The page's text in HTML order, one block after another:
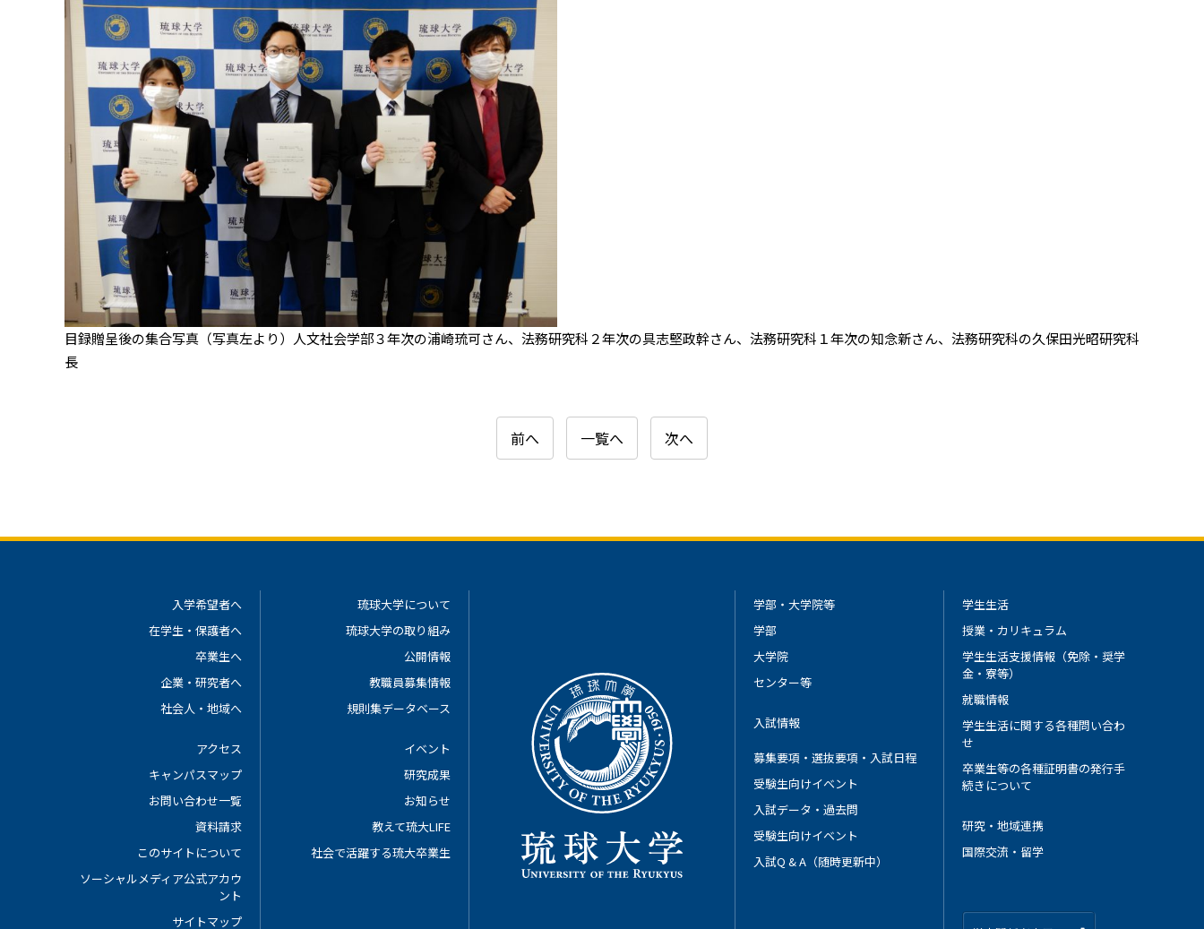
⽬録贈呈後の集合写真（写真左より）人文社会学部３年次の浦崎琉可さん、法務研究科２年次の具志堅政幹さん、法務研究科１年次の知念新さん、法務研究科の久保⽥光昭研究科
⻑
前へ 一覧へ 次へ
入学希望者へ
在学生・保護者へ
卒業生へ
企業・研究者へ
社会人・地域へ
アクセス
キャンパスマップ
お問い合わせ一覧
資料請求
このサイトについて
ソーシャルメディア公式アカウ
ント
サイトマップ
琉球大学について
琉球大学の取り組み
公開情報
教職員募集情報
規則集データベース
イベント
研究成果
お知らせ
教えて琉大LIFE
社会で活躍する琉大卒業生
学部・大学院等
学部
大学院
センター等
入試情報
募集要項・選抜要項・入試日程
受験生向けイベント
入試データ・過去問
受験生向けイベント
入試Q & A（随時更新中）
学生生活
授業・カリキュラム
学生生活支援情報（免除・奨学
金・寮等）
就職情報
学生生活に関する各種問い合わ
せ
卒業生等の各種証明書の発行手
続きについて
研究・地域連携
国際交流・留学